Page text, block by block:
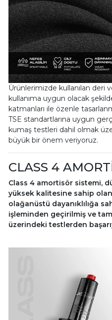
Ürünlerimizde kullanılan deri
kullanıma uygun olacak
katmanları ile özenle
TSE standartlarına uygun
kumaş testleri dahil olmak
büyük bir önem veriyoruz.
CLASS 4
Class 4 amortisör sistemi,
yüksek kalitesine sahip olan
olağanüstü dayanıklılığa
işleminden geçirilmiş ve
üzerindeki testlerden